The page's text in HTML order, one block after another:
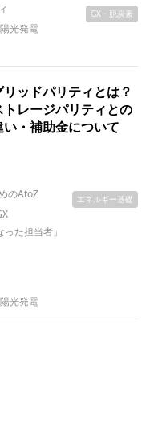
光発電
GX・脱炭素
リッドパリティとは？
トレージパリティとの
い・補助金について
のAtoZ
た担当者」
光発電
エネルギー基礎